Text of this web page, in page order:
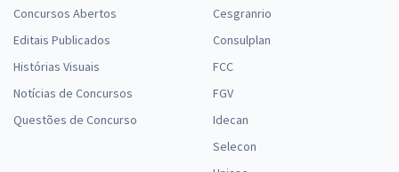
Concursos Abertos
Editais Publicados
Histórias Visuais
Notícias de Concursos
Questões de Concurso
Cesgranrio
Consulplan
FCC
FGV
Idecan
Selecon